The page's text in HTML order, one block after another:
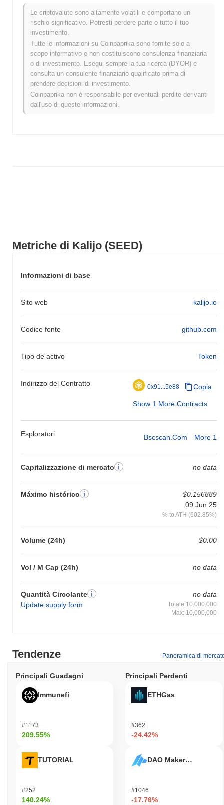
Metriche di Kalijo (SEED)
Informazioni di base
Sito web kalijo.io
Codice fonte github.com
Tipo de activo Token
Indirizzo del Contratto 0x91...5e88 Copia
Show 1 More Contracts
Esploratori Bscscan.com More 1
Capitalizzazione di mercato no data
Máximo histórico
$0.156889
09 Jun 25
% to ATH (602.85%)
Volume (24h) $0.00
Vol / M Cap (24h) no data
Quantità Circolante
Update supply form
no data
Totale:10,000,000
Max: 10,000,000
Massimo Storico (ATH):
Minimo Storico (ATL):
Come si sta comportando Kalijo rispetto al
mercato crypto più ampio?
Negli ultimi 7 giorni, Kalijo ha guadagnato
sottoperformando il mercato crypto complessivo che ha registrato
un guadagno del0.32%. Ciò indica un ritardo temporaneo
nell'azione del prezzo di SEED rispetto allo slancio del mercato
Le criptovalute sono altamente volatili e comportano un
rischio significativo. Potresti perdere parte o tutto il tuo
investimento.
Tutte le informazioni su Coinpaprika sono fornite solo a
scopo informativo e non costituiscono consulenza finanziaria
o di investimento. Esegui sempre la tua ricerca (DYOR) e
consulta un consulente finanziario qualificato prima di
prendere decisioni di investimento.
Coinpaprika non è responsabile per eventuali perdite derivanti
dall'uso di queste informazioni.
Tendenze Panoramica di
Principali Guadagni
Immunefi
#1173
209.55%
TUTORIAL
#252
140.24%
Principali Perdenti
ETHGas
#362
-24.42%
DAO Maker Token
#1046
-17.76%